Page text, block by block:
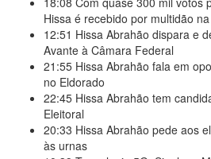
Hissa é recebido por multidão
12:51 Hissa Abrahão dispara e
Avante à Câmara Federal
21:55 Hissa Abrahão fala em
no Eldorado
22:45 Hissa Abrahão tem
Eleitoral
20:33 Hissa Abrahão pede aos
às urnas